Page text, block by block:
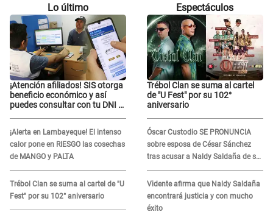
Lo último
¡Atención afiliados! SIS otorga
beneficio económico y así
puedes consultar con tu DNI si
¡Alerta en Lambayeque! El intenso
calor pone en RIESGO las cosechas
de MANGO y PALTA
Trébol Clan se suma al cartel de "U
Fest" por su 102° aniversario
Espectáculos
Trébol Clan se suma al cartel
de "U Fest" por su 102°
aniversario
Óscar Custodio SE PRONUNCIA
sobre esposa de César Sánchez
tras acusar a Naldy Saldaña de ser
PAREJA del músico: "Lo dejo en
manos de la justicia"
Vidente afirma que Naldy Saldaña
encontrará justicia y con mucho
éxito